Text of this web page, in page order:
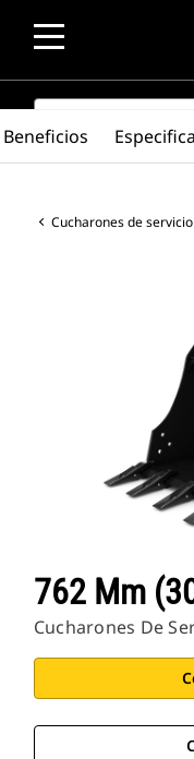
SEARCH
Cucharones de
762 Mm
Cucharones De
Beneficios